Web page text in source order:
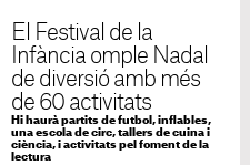
El Festival de la
Infància omple Nadal
de diversió amb més
de 60 activitats
Hi haurà partits de futbol, inflables,
una escola de circ, tallers de cuina i
ciència, i activitats pel foment de la
lectura